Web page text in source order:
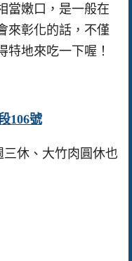
當嫩口，是一般在
來彰化的話，不僅
特地來吃一下喔！
106號
三休、大竹肉圓休也